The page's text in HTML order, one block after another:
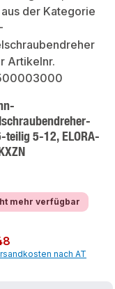
teilig 5-12, ELORA-
mehr verfügbar
nach AT